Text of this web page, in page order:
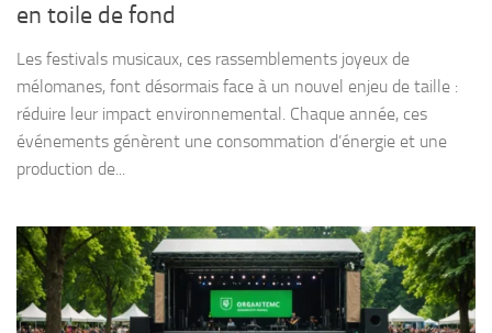
en toile de fond
Les festivals musicaux, ces rassemblements joyeux de
mélomanes, font désormais face à un nouvel enjeu de taille :
réduire leur impact environnemental. Chaque année, ces
événements génèrent une consommation d’énergie et une
production de...